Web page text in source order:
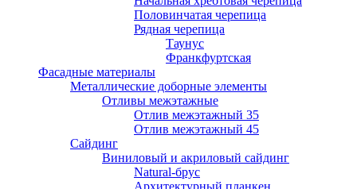
Половинчатая черепица
Рядная черепица
Таунус
Франкфуртская
Фасадные материалы
Металлические доборные элементы
Отливы межэтажные
Отлив межэтажный 35
Отлив межэтажный 45
Сайдинг
Виниловый и акриловый сайдинг
Natural-брус
Архитектурный планкен